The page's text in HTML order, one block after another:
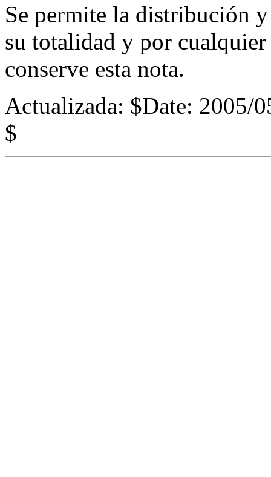
Se permite la distribución
su totalidad y por
conserve esta nota.
Actualizada: $Date: 2005/
$